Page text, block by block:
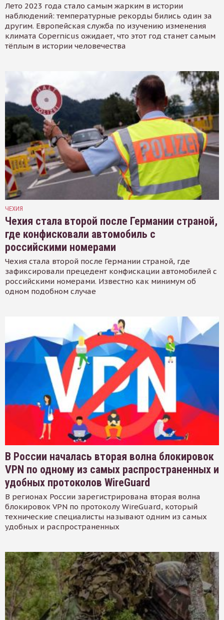
Лето 2023 года стало самым жарким в истории
наблюдений: температурные рекорды бились один за
другим. Европейская служба по изучению изменения
климата Copernicus ожидает, что этот год станет самым
тёплым в истории человечества
ЧЕХИЯ
Чехия стала второй после Германии страной,
где конфисковали автомобиль с
российскими номерами
Чехия стала второй после Германии страной, где
зафиксировали прецедент конфискации автомобилей с
российскими номерами. Известно как минимум об
одном подобном случае
В России началась вторая волна блокировок
VPN по одному из самых распространенных и
удобных протоколов WireGuard
В регионах России зарегистрирована вторая волна
блокировок VPN по протоколу WireGuard, который
технические специалисты называют одним из самых
удобных и распространенных